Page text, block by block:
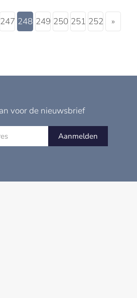
247 248 249 250 251 252 »
voor de nieuwsbrief
Aanmelden